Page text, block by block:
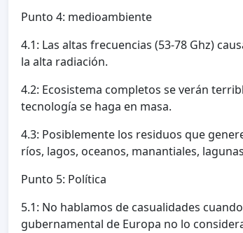
Punto 4: medioambiente
4.1: Las altas frecuencias (53-78 Ghz)
la alta radiación.
4.2: Ecosistema completos se verán
tecnología se haga en masa.
4.3: Posiblemente los residuos que
ríos, lagos, oceanos, manantiales,
Punto 5: Política
5.1: No hablamos de casualidades
gubernamental de Europa no lo